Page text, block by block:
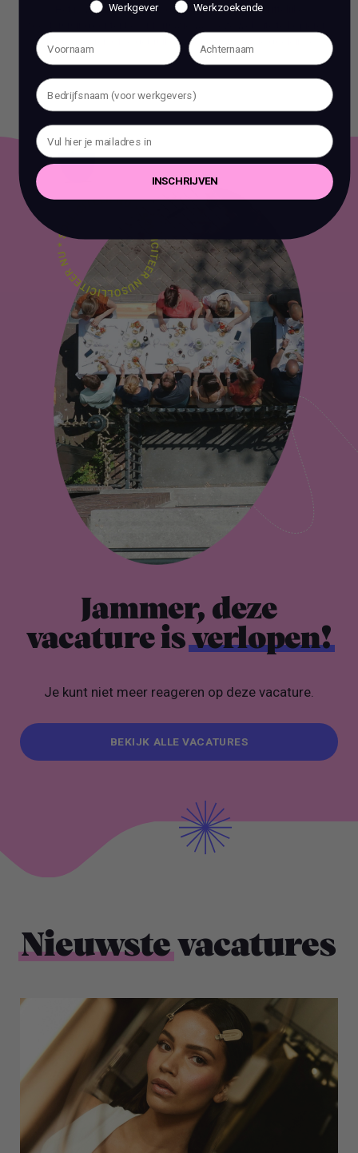
Het is verboden om zonder voorafgaande schriftelijke
te reproduceren of te gebruiken voor commerciële doeleinden.
Jammer, deze
vacature isverlopen!
Je kunt niet meer reageren op deze vacature.
BEKIJK ALLE VACATURES
Nieuwstevacatures
Werkgever Werkzoekende
INSCHRIJVEN